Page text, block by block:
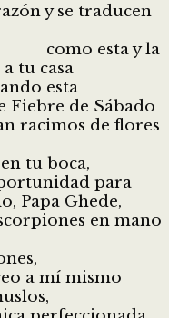
y se traducen
y la
tu casa
esta
Fiebre de Sábado
racimos de flores
tu boca,
para
Papa Ghede,
en mano
mismo